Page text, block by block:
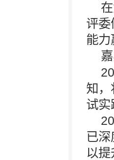
评委
能力
知，
试实
已
以